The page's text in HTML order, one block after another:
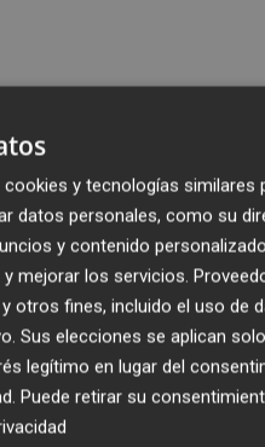
y tecnologías similares
datos personales, como su
y contenido
mejorar los servicios.
otros fines, incluido el uso de
Sus elecciones se aplican
legítimo en lugar del
. Puede retirar su